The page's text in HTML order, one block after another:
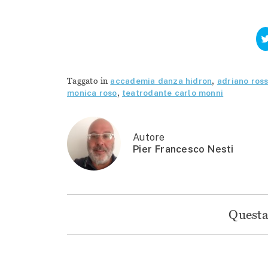
Taggato in accademia danza hidron, adriano
monica roso, teatrodante carlo monni
Autore
Pier Francesco Nesti